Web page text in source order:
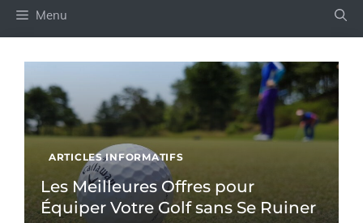
Menu
ARTICLES INFORMATIFS
Les Meilleures Offres pour
Équiper Votre Golf sans Se Ruiner